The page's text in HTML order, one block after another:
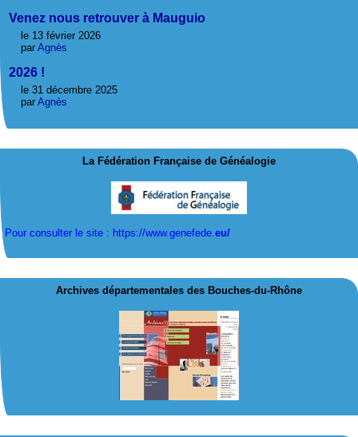
Venez nous retrouver à Mauguio
le 13 février 2026
par Agnès
2026 !
le 31 décembre 2025
par Agnès
La Fédération Française de Généalogie
Pour consulter le site : https://www.genefede. eu/
Archives départementales des Bouches-du-Rhône